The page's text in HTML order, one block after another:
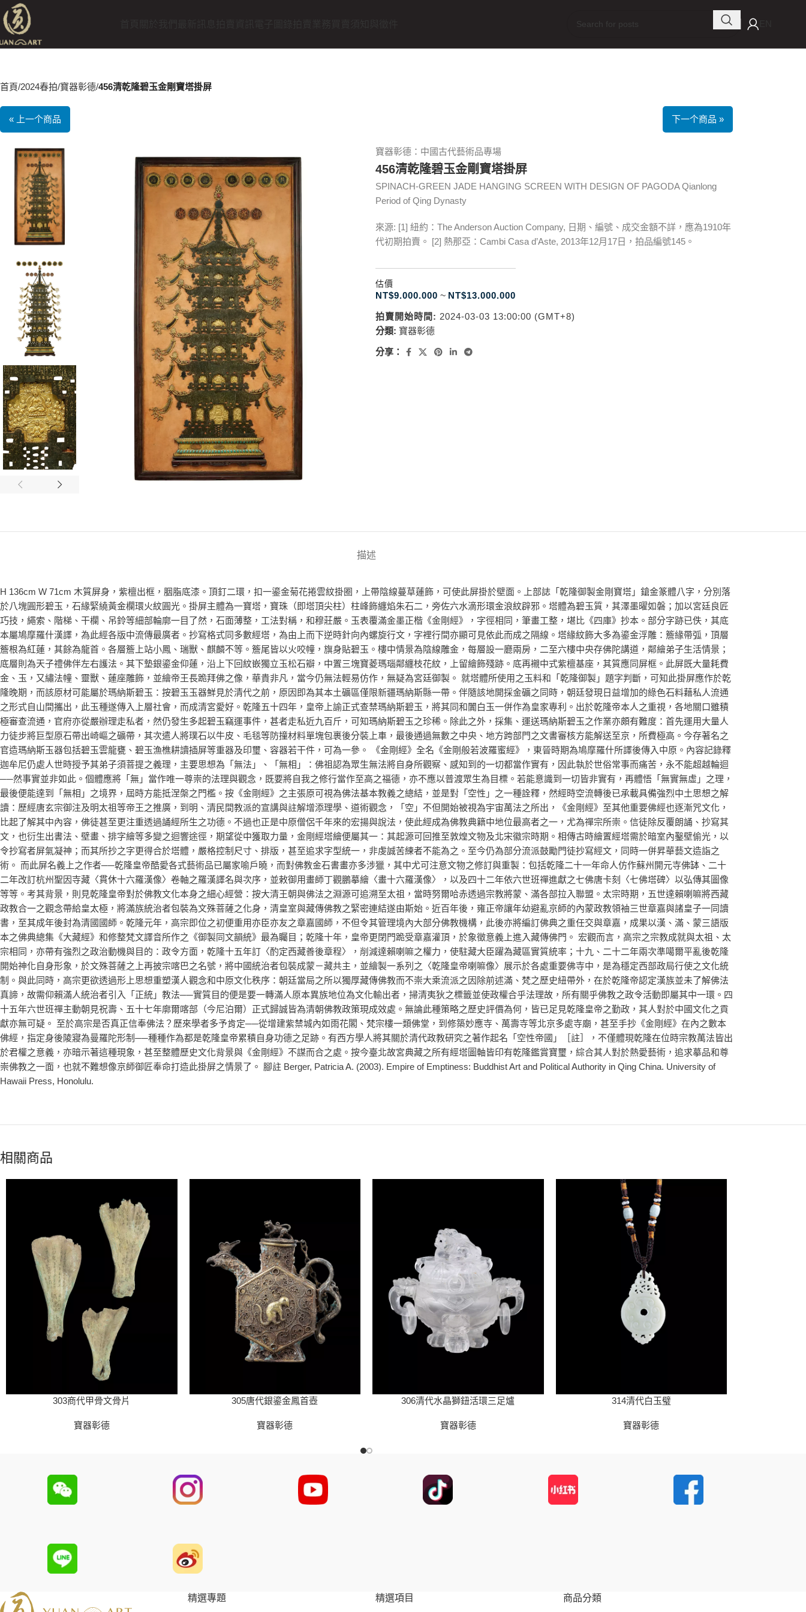
首頁 2024春拍 寶器彰德 456清乾隆碧玉金剛寶塔掛屏
« 上一个商品 下一个商品 »
寶器彰德：中國古代藝術品專場
456清乾隆碧玉金剛寶塔掛屏
SPINACH-GREEN JADE HANGING SCREEN WITH DESIGN OF PAGODA Qianlong
Period of Qing Dynasty
來源: [1] 紐約：The Anderson Auction Company, 日期、編號、成交金額不詳，應為1910年
代初期拍賣。 [2] 熱那亞：Cambi Casa d’Aste, 2013年12月17日，拍品編號145。
估價
NT$9.000.000 ~ NT$13.000.000
拍賣開始時間: 2024-03-03 13:00:00 (GMT+8)
分類: 寶器彰德
分享：
描述
H 136cm W 71cm 木質屏身，紫檀出框，胭脂底漆。頂釘二環，扣一鎏金菊花捲雲紋掛圈，上帶陰線蔓草蓮飾，可使此屏掛於壁面。上部誌「乾隆御製金剛寶塔」鎗金篆體八字，分別落
於八塊圓形碧玉，石緣緊繞黃金欄環火紋圓光。掛屏主體為一寶塔，寶珠（即塔頂尖柱）柱峰飾纏焰朱石二，旁佐六水滴形環金浪紋辟邪。塔體為碧玉質，其澤墨曜如磐；加以宮廷良匠
巧技，繩索、階梯、干欄、吊鈴等細部輪廓一目了然，石面薄整，工法對稱，和穆莊嚴。玉表覆滿金墨正楷《金剛經》，字徑相同，筆畫工整，堪比《四庫》抄本。部分字跡已佚，其底
本屬鳩摩羅什漢譯，為此經各版中流傳最廣者。抄寫格式同多數經塔，為由上而下逆時針向內螺旋行文，字裡行間亦顯可見依此而成之隔線。塔緣紋飾大多為鎏金浮雕：簷緣帶弧，頂層
簷根為紅蓮，其餘為龍首。各層簷上站小鳳、瑞獸、麒麟不等。簷尾皆以火咬幢，旗身貼碧玉。樓中情景為陰線雕金，每層設一廳兩房，二至六樓中央存佛陀講道，鄰繪弟子生活情景；
底層則為天子禮佛伴左右護法。其下墊銀鎏金仰蓮，沿上下回紋嵌獨立玉松石瓣，中置三塊寶菱瑪瑙鄰纏枝花紋，上留繪飾殘跡。底再襯中式紫檀基座，其質應同屏框。此屏既大量耗費
金、玉，又繡法幢、靈獸、蓮座雕飾，並繪帝王長跪拜佛之像，華貴非凡，當今仍無法輕易仿作，無疑為宮廷御製。 就塔體所使用之玉料和「乾隆御製」題字判斷，可知此掛屏應作於乾
隆晚期，而該原材可能屬於瑪納斯碧玉：按碧玉玉器鮮見於清代之前，原因即為其本土礦區僅限新疆瑪納斯縣一帶。伴隨該地開採金礦之同時，朝廷發現日益增加的綠色石料藉私人流通
之形式自山間攜出，此玉種遂傳入上層社會，而成清宮愛好。乾隆五十四年，皇帝上諭正式查禁瑪納斯碧玉，將其同和闐白玉一併作為皇家專利。出於乾隆帝本人之重視，各地關口雖積
極審查流通，官府亦從嚴辦理走私者，然仍發生多起碧玉竊運事件，甚者走私近九百斤，可知瑪納斯碧玉之珍稀。除此之外，採集、運送瑪納斯碧玉之作業亦頗有難度：首先運用大量人
力徒步將巨型原石帶出崎嶇之礦帶，其次遣人將璞石以牛皮、毛毯等防撞材料單塊包裹後分裝上車，最後通過無數之中央、地方跨部門之文書審核方能解送至京，所費極高。今存著名之
官造瑪納斯玉器包括碧玉雲龍甕、碧玉漁樵耕讀插屏等重器及印璽、容器若干件，可為一參。 《金剛經》全名《金剛般若波羅蜜經》，東晉時期為鳩摩羅什所譯後傳入中原。內容記錄釋
迦牟尼仍處人世時授予其弟子須菩提之義理，主要思想為「無法」、「無相」：佛祖認為眾生無法將自身所觀察、感知到的一切都當作實有，因此執於世俗常事而痛苦，永不能超越輪迴
──然事實並非如此。個體應將「無」當作唯一尊崇的法理與觀念，既要將自我之修行當作至高之福德，亦不應以普渡眾生為目標。若能意識到一切皆非實有，再體悟「無實無虛」之理，
最後便能達到「無相」之境界，屆時方能抵涅槃之門檻。按《金剛經》之主張原可視為佛法基本教義之總結，並是對「空性」之一種詮釋，然經時空流轉後已承載具備強烈中土思想之解
讀：歷經唐玄宗御注及明太祖等帝王之推廣，到明、清民間教派的宣講與註解增添理學、道術觀念，「空」不但開始被視為宇宙萬法之所出，《金剛經》至其他重要佛經也逐漸咒文化，
比起了解其中內容，佛徒甚至更注重透過誦經所生之功德。不過也正是中原僧侶千年來的宏揚與說法，使此經成為佛教典籍中地位最高者之一，尤為禪宗所崇。信徒除反覆朗誦、抄寫其
文，也衍生出書法、壁畫、排字繪等多變之迴響途徑，期望從中獲取力量，金剛經塔繪便屬其一：其起源可回推至敦煌文物及北宋徽宗時期。相傳古時繪置經塔需於暗室內鑿壁偷光，以
令抄寫者屏氣凝神；而其所抄之字更得合於塔體，嚴格控制尺寸、排版，甚至追求字型統一，非虔誠苦練者不能為之。至今仍為部分流派鼓勵門徒抄寫經文，同時一併昇華藝文造詣之
術。 而此屏名義上之作者──乾隆皇帝酷愛各式藝術品已屬家喻戶曉，而對佛教金石書畫亦多涉獵，其中尤可注意文物之修訂與重製：包括乾隆二十一年命人仿作蘇州開元寺佛缽、二十
二年改訂杭州聖因寺藏〈貫休十六羅漢像〉卷軸之羅漢譯名與次序，並敕御用畫師丁觀鵬摹繪〈畫十六羅漢像〉，以及四十二年依六世班禪進獻之七佛唐卡刻〈七佛塔碑〉以弘傳其圖像
等等。考其背景，則見乾隆皇帝對於佛教文化本身之細心經營：按大清王朝與佛法之淵源可追溯至太祖，當時努爾哈赤透過宗教將蒙、滿各部拉入聯盟。太宗時期，五世達賴喇嘛將西藏
政教合一之觀念帶給皇太極，將滿族統治者包裝為文殊菩薩之化身，清皇室與藏傳佛教之緊密連結遂由斯始。近百年後，雍正帝讓年幼避亂京師的內蒙政教領袖三世章嘉與諸皇子一同讀
書，至其成年後封為清國國師。乾隆元年，高宗即位之初便重用亦臣亦友之章嘉國師，不但令其管理境內大部分佛教機構，此後亦將編訂佛典之重任交與章嘉，成果以漢、滿、蒙三語版
本之佛典總集《大藏經》和修整梵文譯音所作之《御製同文韻統》最為矚目；乾隆十年，皇帝更閉門跪受章嘉灌頂，於象徵意義上進入藏傳佛門。 宏觀而言，高宗之宗教成就與太祖、太
宗相同，亦帶有強烈之政治動機與目的：政令方面，乾隆十五年訂〈酌定西藏善後章程〉，削減達賴喇嘛之權力，使駐藏大臣躍為藏區實質統率；十九、二十二年兩次準噶爾平亂後乾隆
開始神化自身形象，於文殊菩薩之上再披宗喀巴之名號，將中國統治者包裝成蒙－藏共主，並繪製一系列之〈乾隆皇帝喇嘛像〉展示於各處重要佛寺中，是為穩定西部政局行使之文化統
制。與此同時，高宗更欲透過形上思想重塑漢人觀念和中原文化秩序：朝廷當局之所以獨厚藏傳佛教而不崇大乘流派之因除前述滿、梵之歷史紐帶外，在於乾隆帝認定漢族並未了解佛法
真諦，故需仰賴滿人統治者引入「正統」教法──實質目的便是要一轉滿人原本異族地位為文化輸出者，掃清夷狄之標籤並使政權合乎法理故，所有關乎佛教之政令活動即屬其中一環。四
十五年六世班禪主動朝見祝壽、五十七年廓爾喀部（今尼泊爾）正式歸誠皆為清朝佛教政策現成效處。無論此種策略之歷史評價為何，皆已足見乾隆皇帝之勤政，其人對於中國文化之貢
獻亦無可疑。 至於高宗是否真正信奉佛法？歷來學者多予肯定──從增建紫禁城內如雨花閣、梵宗樓一類佛堂，到修築妙應寺、萬壽寺等北京多處寺廟，甚至手抄《金剛經》在內之數本
佛經，指定身後陵寢為曼羅陀形制──種種作為都是乾隆皇帝累積自身功德之足跡。有西方學人將其關於清代政教研究之著作起名「空性帝國」［註］，不僅體現乾隆在位時宗教萬法皆出
於君權之意義，亦暗示著這種現象，甚至整體歷史文化背景與《金剛經》不謀而合之處。按今臺北故宮典藏之所有經塔圖軸皆印有乾隆鑑賞寶璽，綜合其人對於熱愛藝術，追求摹品和尊
崇佛教之一面，也就不難想像京師御匠奉命打造此掛屏之情景了。 腳註 Berger, Patricia A. (2003). Empire of Emptiness: Buddhist Art and Political Authority in Qing China. University of
Hawaii Press, Honolulu.
相關商品
303商代甲骨文骨片
寶器彰德
305唐代銀鎏金鳳首壺
寶器彰德
306清代水晶獅鈕活環三足爐
寶器彰德
314清代白玉璧
寶器彰德
精選專題 精選項目 商品分類